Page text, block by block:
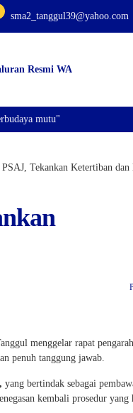
sma2_tanggul39@yahoo.com
Resmi WA
mutu"
PSAJ, Tekankan Ketertiban
menggelar rapat
penuh tanggung jawab.
yang bertindak sebagai
kembali prosedur yang